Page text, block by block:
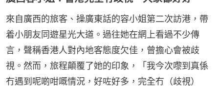
來自廣西的旅客、操廣東話的容小姐第二次訪港，帶
着小朋友同遊星光大道。過往她在網上看過不少傳
言，聲稱香港人對內地客態度欠佳，曾擔心會被歧
視。然而，旅程顛覆了她的印象，「我今次嚟到真係
冇遇到呢啲咁嘅情況，好咗好多，完全冇（歧視）